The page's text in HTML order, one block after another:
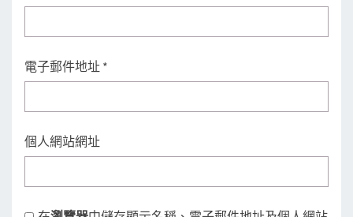
電子郵件地址 *
個人網站網址